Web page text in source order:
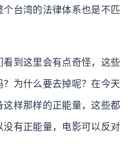
台湾的法律体系也是不匹
到这里会有点奇怪，这些
为什么要去掉呢？在今天
样那样的正能量，这些都
有正能量，电影可以反对